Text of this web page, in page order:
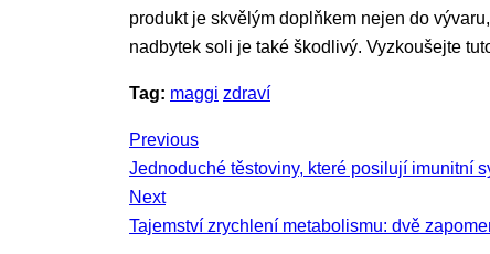
produkt je skvělým doplňkem nejen do
nadbytek soli je také škodlivý. Vyzkoušejte
Tag: maggi zdraví
Navigace
pro
příspěvek
Previous
Previous
post:
Jednoduché těstoviny, které posilují imunitní
Next
Next
Tajemství zrychlení metabolismu: dvě